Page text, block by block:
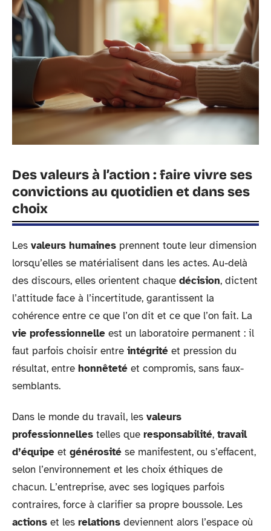
Des valeurs à l’action : faire vivre ses
convictions au quotidien et dans ses
choix
Les valeurs humaines prennent toute leur dimension
lorsqu’elles se matérialisent dans les actes. Au-delà
des discours, elles orientent chaque décision, dictent
l’attitude face à l’incertitude, garantissent la
cohérence entre ce que l’on dit et ce que l’on fait. La
vie professionnelle est un laboratoire permanent : il
faut parfois choisir entre intégrité et pression du
résultat, entre honnêteté et compromis, sans faux-
semblants.
Dans le monde du travail, les valeurs
professionnelles telles que responsabilité, travail
d’équipe et générosité se manifestent, ou s’effacent,
selon l’environnement et les choix éthiques de
chacun. L’entreprise, avec ses logiques parfois
contraires, force à clarifier sa propre boussole. Les
actions et les relations deviennent alors l’espace où